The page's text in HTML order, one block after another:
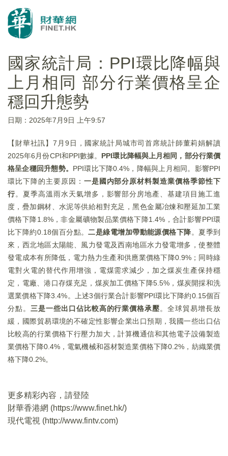
國家統計局：PPI環比降幅與
上月相同 部分行業價格呈企
穩回升態勢
日期：2025年7月9日 上午9:57
【財華社訊】7月9日，國家統計局城市司首席統計師董莉娟解讀
2025年6月份CPI和PPI數據。 PPI環比降幅與上月相同，部分行業價
格呈企穩回升態勢。 PPI環比下降0.4%，降幅與上月相同。影響PPI
環比下降的主要原因： 一是國内部分原材料製造業價格季節性下
行。夏季高溫雨水天氣增多，影響部分房地產、基建項目施工進
度，疊加鋼材、水泥等供給相對充足，黑色金屬冶煉和壓延加工業
價格下降1.8%，非金屬礦物製品業價格下降1.4%，合計影響PPI環
比下降約0.18個百分點。二是綠電增加帶動能源價格下降。夏季到
來，西北地區太陽能、風力發電及西南地區水力發電增多，使整體
發電成本有所降低，電力熱力生產和供應業價格下降0.9%；同時綠
電對火電的替代作用增強，電煤需求減少，加之煤炭生產保持穩
定，電廠、港口存煤充足，煤炭加工價格下降5.5%，煤炭開採和洗
選業價格下降3.4%。上述3個行業合計影響PPI環比下降約0.15個百
分點。 三是一些出口佔比較高的行業價格承壓。全球貿易增長放
緩，國際貿易環境的不確定性影響企業出口預期，我國一些出口佔
比較高的行業價格下行壓力加大，計算機通信和其他電子設備製造
業價格下降0.4%，電氣機械和器材製造業價格下降0.2%，紡織業價
格下降0.2%。
更多精彩內容，請登陸
財華香港網 (https://www.finet.hk/)
現代電視 (http://www.fintv.com)